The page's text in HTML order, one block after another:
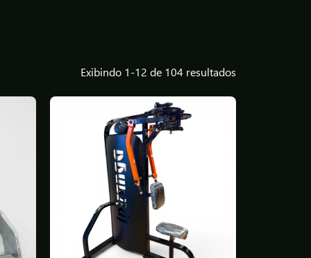
Exibindo 1 -12 de 104 resultados